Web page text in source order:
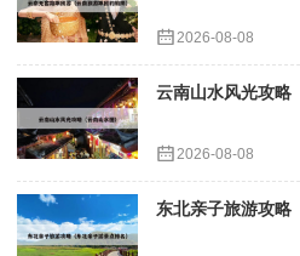
2026-08-08
云南山水风光攻略
2026-08-08
东北亲子旅游攻略